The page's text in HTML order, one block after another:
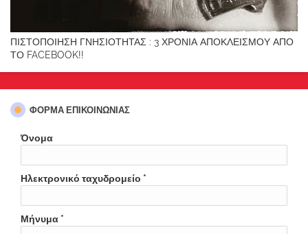
ΠΙΣΤΟΠΟΙΗΣΗ ΓΝΗΣΙΟΤΗΤΑΣ : 3 ΧΡΟΝΙΑ ΑΠΟΚΛΕΙΣΜΟΥ ΑΠΟ
ΤΟ FACEBOOK!!
ΦΌΡΜΑ ΕΠΙΚΟΙΝΩΝΊΑΣ
Όνομα
Ηλεκτρονικό ταχυδρομείο *
Μήνυμα *